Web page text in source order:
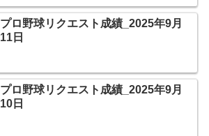
プロ野球リクエスト成績_2025年9月
11日
プロ野球リクエスト成績_2025年9月
10日